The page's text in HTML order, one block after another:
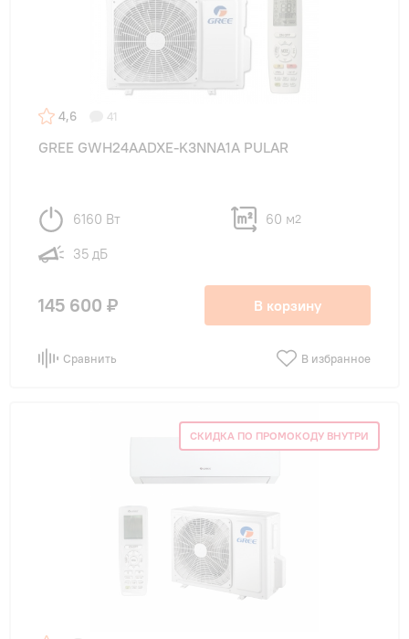
4,6 41
GREE GWH24AADXE-K3NNA1A PULAR
6160 Вт 60 м2
35 дБ
145 600 ₽ В корзину
Сравнить В избранное
СКИДКА ПО ПРОМОКОДУ ВНУТРИ